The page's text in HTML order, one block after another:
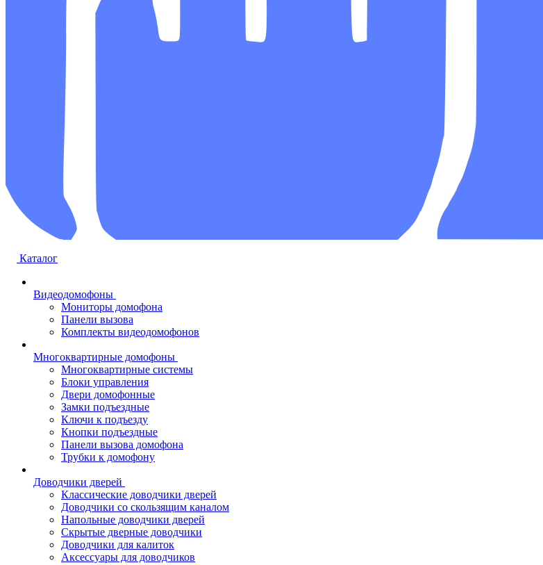
Каталог
Видеодомофоны
Мониторы домофона
Панели вызова
Комплекты видеодомофонов
Многоквартирные домофоны
Многоквартирные системы
Блоки управления
Двери домофонные
Замки подъездные
Ключи к подъезду
Кнопки подъездные
Панели вызова домофона
Трубки к домофону
Доводчики дверей
Классические доводчики дверей
Доводчики со скользящим каналом
Напольные доводчики дверей
Скрытые дверные доводчики
Доводчики для калиток
Аксессуары для доводчиков